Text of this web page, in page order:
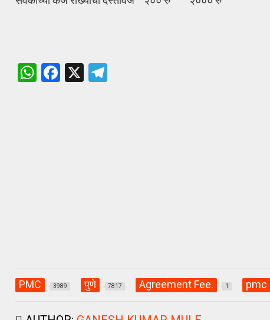
W F
X
PMC 3989 पुणे 7817 Agreement Fee. 1 pmc